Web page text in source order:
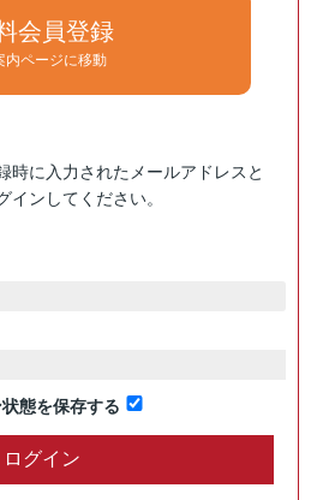
会員登録
ページに移動
時に入力されたメールアドレスと
インしてください。
態を保存する